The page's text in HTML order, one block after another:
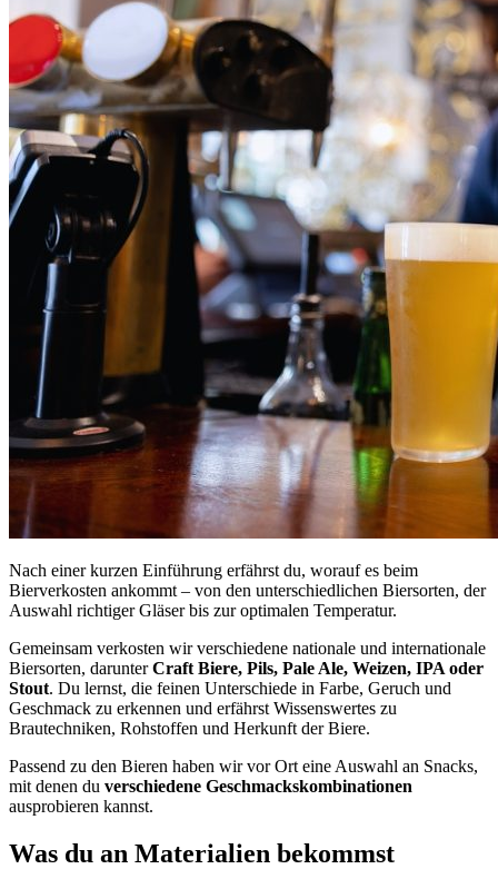
Nach einer kurzen Einführung erfährst du, worauf es beim
Bierverkosten ankommt – von den unterschiedlichen Biersorten, der
Auswahl richtiger Gläser bis zur optimalen Temperatur.
Gemeinsam verkosten wir verschiedene nationale und internationale
Biersorten, darunterCraft Biere, Pils, Pale Ale, Weizen, IPA oder
Stout. Du lernst, die feinen Unterschiede in Farbe, Geruch und
Geschmack zu erkennen und erfährst Wissenswertes zu
Brautechniken, Rohstoffen und Herkunft der Biere.
Passend zu den Bieren haben wir vor Ort eine Auswahl an Snacks,
mit denen du verschiedene Geschmackskombinationen
ausprobieren kannst.
Was du an Materialien bekommst